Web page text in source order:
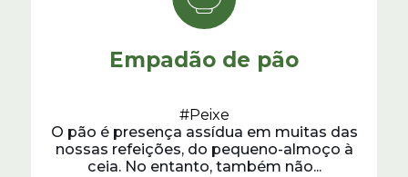
Empadão de pão
#Peixe
O pão é presença assídua em muitas das
nossas refeições, do pequeno-almoço à
ceia. No entanto, também não...